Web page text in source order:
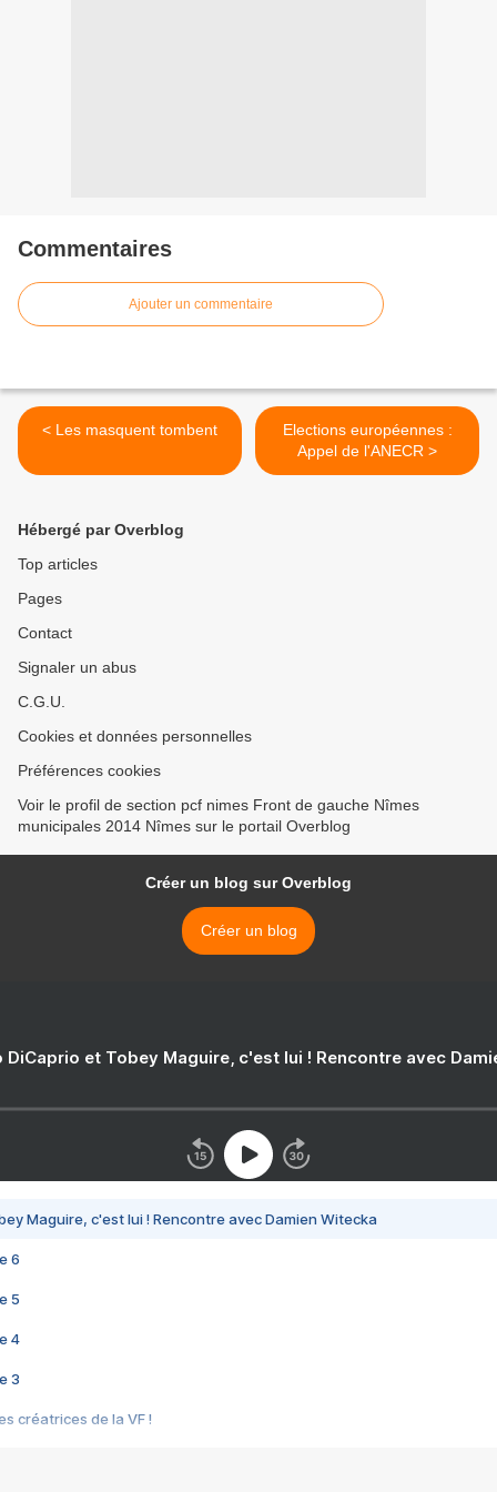
Commentaires
Ajouter un commentaire
< Les masquent tombent
Elections européennes :
Appel de l'ANECR >
Hébergé par Overblog
Top articles
Pages
Contact
Signaler un abus
C.G.U.
Cookies et données personnelles
Préférences cookies
Voir le profil de section pcf nimes Front de gauche Nîmes
municipales 2014 Nîmes sur le portail Overblog
Créer un blog sur Overblog
Créer un blog
DiCaprio et Tobey Maguire, c'est lui ! Rencontre avec
Maguire, c'est lui ! Rencontre avec Damien Witecka
6
5
4
3
créatrices de la VF !